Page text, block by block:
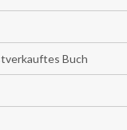
Buch